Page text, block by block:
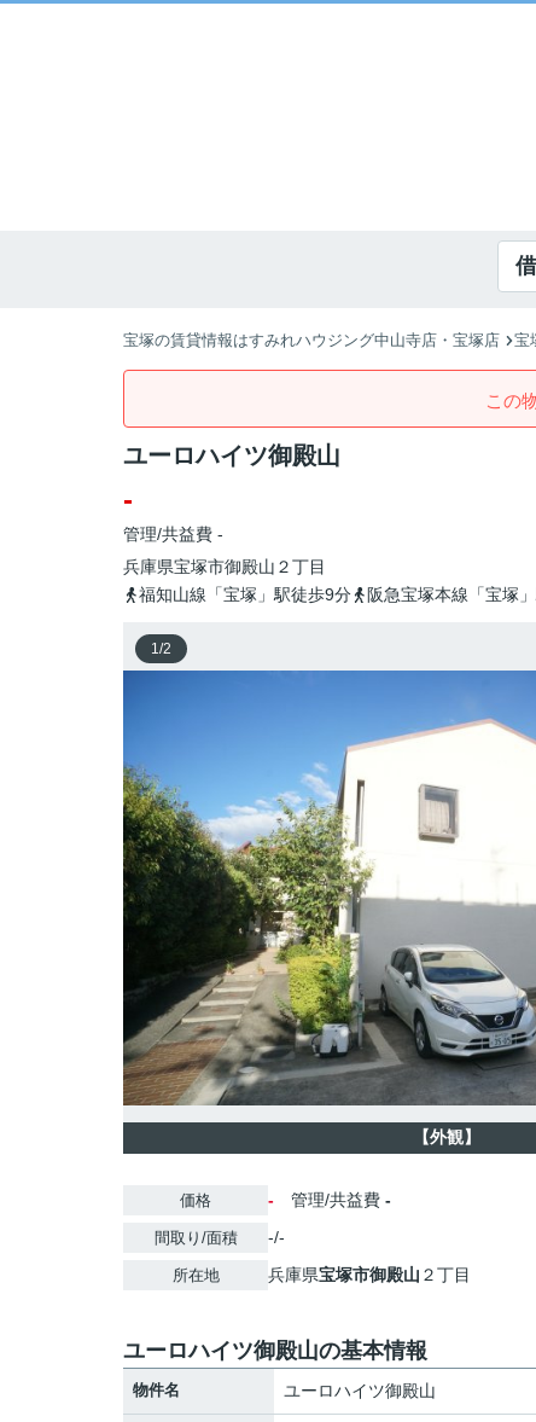
宝塚の賃貸情報はすみれハウジング中山寺店・宝塚店 宝
この
ユーロハイツ御殿山
-
管理/共益費 -
兵庫県宝塚市御殿山 ２丁目
福知山線「宝塚」駅徒歩9分
阪急宝塚本線「宝塚
1/2
【外観】
価格 - 管理/共益費 -
間取り/面積 -/-
所在地 兵庫県宝塚市御殿山 ２丁目
ユーロハイツ御殿山の基本情報
物件名 ユーロハイツ御殿山